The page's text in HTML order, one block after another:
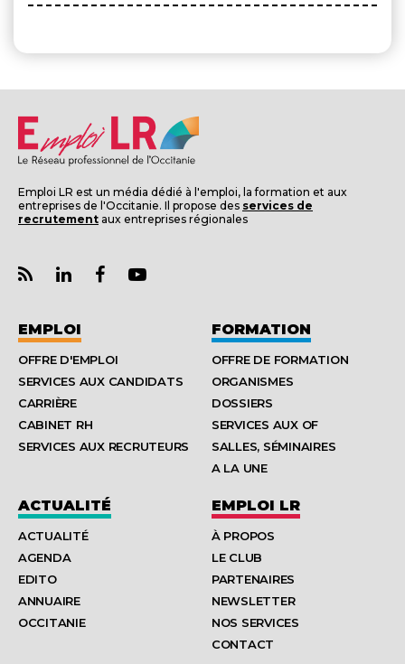
Emploi LR est un média dédié à l'emploi, la formation et aux
entreprises de l'Occitanie. Il propose des services de
recrutement aux entreprises régionales
EMPLOI
OFFRE D'EMPLOI
SERVICES AUX CANDIDATS
CARRIÈRE
CABINET RH
SERVICES AUX RECRUTEURS
FORMATION
OFFRE DE FORMATION
ORGANISMES
DOSSIERS
SERVICES AUX OF
SALLES, SÉMINAIRES
A LA UNE
ACTUALITÉ
ACTUALITÉ
AGENDA
EDITO
ANNUAIRE
OCCITANIE
EMPLOI LR
À PROPOS
LE CLUB
PARTENAIRES
NEWSLETTER
NOS SERVICES
CONTACT